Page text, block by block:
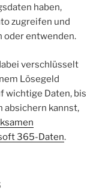
haben,
zugreifen und
oder entwenden.
verschlüsselt
Lösegeld
wichtige Daten, bis
absichern kannst,
365-Daten.